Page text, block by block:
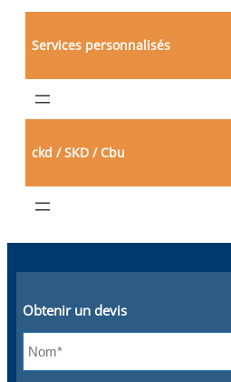
Services personnalisés
ckd / SKD / Cbu
Obtenir un devis